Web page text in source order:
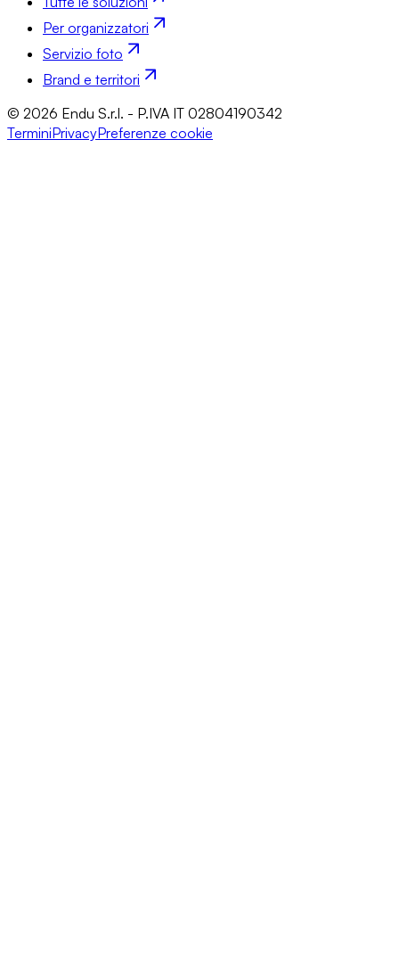
Per organizzatori
Servizio foto
Brand e territori
© 2026 Endu S.r.l. - P.IVA IT 02804190342
TerminiPrivacyPreferenze cookie